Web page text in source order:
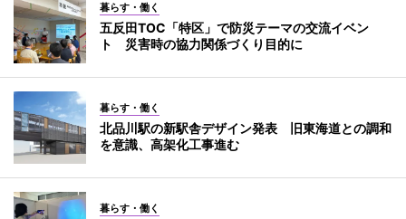
暮らす・働く
五反田TOC「特区」で防災テーマの交流イベン
ト 災害時の協力関係づくり目的に
暮らす・働く
北品川駅の新駅舎デザイン発表 旧東海道との調和
を意識、高架化工事進む
暮らす・働く